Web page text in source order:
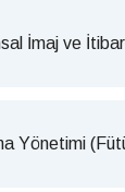
İmaj ve
Yönetimi